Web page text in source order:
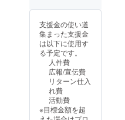
できま
せん。
認める
人の竹
刀相談
室。 ・
集合写
真撮
影。 ・
参加者
LINE
オープ
支援金の使い道
集まった支援金
は以下に使用す
る予定です。
人件費
広報/宣伝費
リターン仕入
れ費
活動費
※目標金額を超